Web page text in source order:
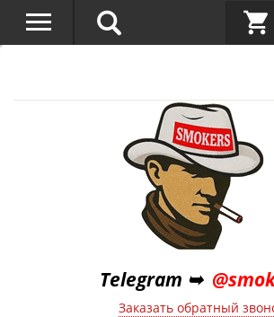
Telegram ➥
Заказать обратный